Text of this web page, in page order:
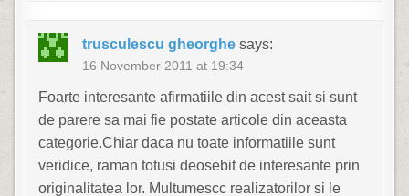
trusculescu gheorghe says:
16 November 2011 at 19:34
Foarte interesante afirmatiile din acest sait si sunt
de parere sa mai fie postate articole din aceasta
categorie.Chiar daca nu toate informatiile sunt
veridice, raman totusi deosebit de interesante prin
originalitatea lor. Multumescc realizatorilor si le